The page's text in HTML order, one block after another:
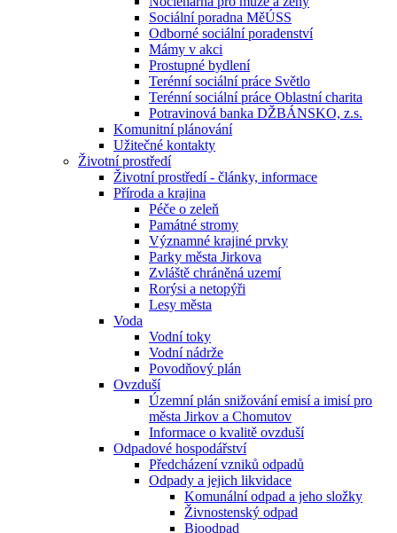
Sociální poradna MěÚSS
Odborné sociální poradenství
Mámy v akci
Prostupné bydlení
Terénní sociální práce Světlo
Terénní sociální práce Oblastní charita
Potravinová banka DŽBÁNSKO, z.s.
Komunitní plánování
Užitečné kontakty
Životní prostředí
Životní prostředí - články, informace
Příroda a krajina
Péče o zeleň
Památné stromy
Významné krajiné prvky
Parky města Jirkova
Zvláště chráněná uzemí
Rorýsi a netopýři
Lesy města
Voda
Vodní toky
Vodní nádrže
Povodňový plán
Ovzduší
Územní plán snižování emisí a imisí pro
města Jirkov a Chomutov
Informace o kvalitě ovzduší
Odpadové hospodářství
Předcházení vzniků odpadů
Odpady a jejich likvidace
Komunální odpad a jeho složky
Živnostenský odpad
Bioodpad